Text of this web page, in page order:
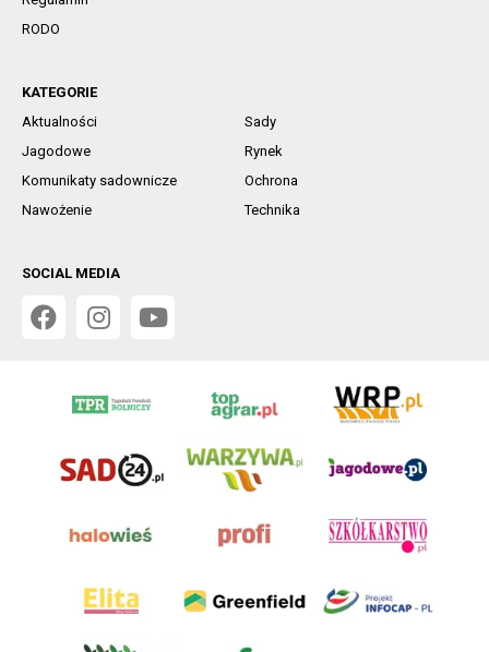
RODO
KATEGORIE
Aktualności
Sady
Jagodowe
Rynek
Komunikaty sadownicze
Ochrona
Nawożenie
Technika
SOCIAL MEDIA